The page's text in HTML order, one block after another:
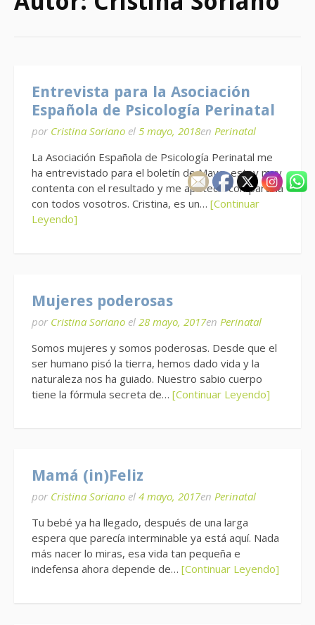
Entrevista para la Asociación
Española de Psicología Perinatal
por Cristina Soriano el 5 mayo, 2018en Perinatal
La Asociación Española de Psicología Perinatal me
ha entrevistado para el boletín de Mayo, estoy muy
contenta con el resultado y me apetecía compartirla
con todos vosotros. Cristina, es un… [Continuar
Leyendo]
Mujeres poderosas
por Cristina Soriano el 28 mayo, 2017en Perinatal
Somos mujeres y somos poderosas. Desde que el
ser humano pisó la tierra, hemos dado vida y la
naturaleza nos ha guiado. Nuestro sabio cuerpo
tiene la fórmula secreta de… [Continuar Leyendo]
Mamá (in)Feliz
por Cristina Soriano el 4 mayo, 2017en Perinatal
Tu bebé ya ha llegado, después de una larga
espera que parecía interminable ya está aquí. Nada
más nacer lo miras, esa vida tan pequeña e
indefensa ahora depende de… [Continuar Leyendo]